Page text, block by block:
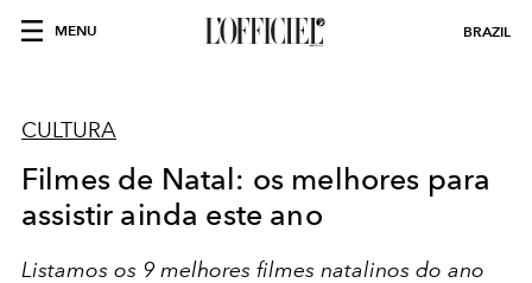
MENU BRAZIL
CULTURA
Filmes de Natal: os melhores para
assistir ainda este ano
Listamos os 9 melhores filmes natalinos do ano